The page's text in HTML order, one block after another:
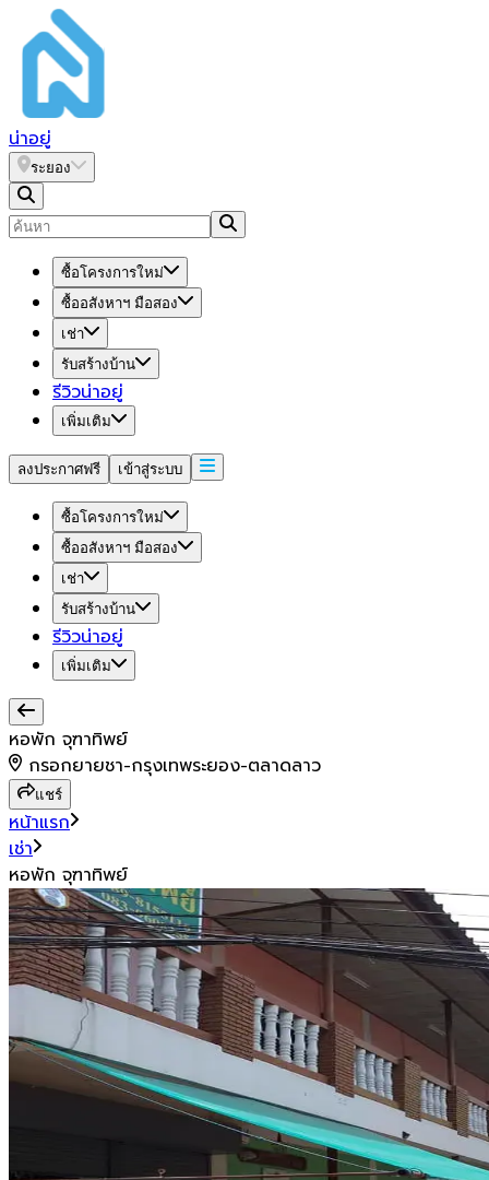
น่าอยู่
ระยอง
ซื้อโครงการใหม่
ซื้ออสังหาฯ มือสอง
เช่า
รับสร้างบ้าน
รีวิวน่าอยู่
เพิ่มเติม
ลงประกาศฟรี เข้าสู่ระบบ
ซื้อโครงการใหม่
ซื้ออสังหาฯ มือสอง
เช่า
รับสร้างบ้าน
รีวิวน่าอยู่
เพิ่มเติม
หอพัก จุฑาทิพย์
กรอกยายชา-กรุงเทพระยอง-ตลาดลาว
แชร์
หน้าแรก
เช่า
หอพัก จุฑาทิพย์